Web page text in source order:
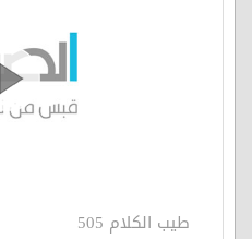
طيب الكلام 505